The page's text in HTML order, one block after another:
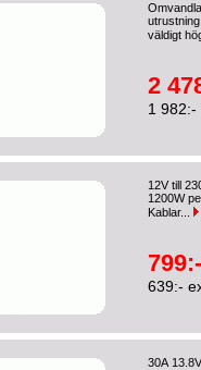
väldigt
2
1 982:-
12V till
1200W
Kablar...
799:-
639:-
30A